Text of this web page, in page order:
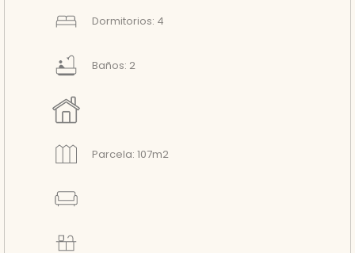
Dormitorios: 4
Baños: 2
Parcela: 107m2